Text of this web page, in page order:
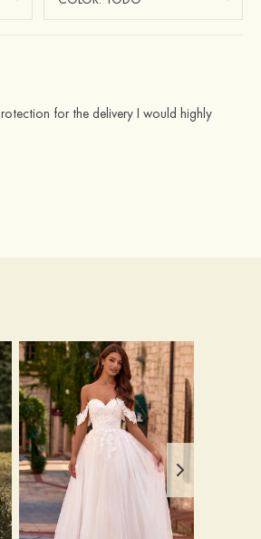
for the delivery I would highly